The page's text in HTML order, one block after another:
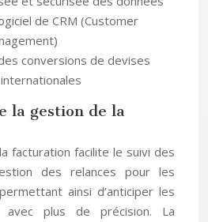
de CRM (Customer
conversions de devises
la gestion de la
facturation facilite le suivi des
des relances pour les
ainsi d’anticiper les
plus de précision. La